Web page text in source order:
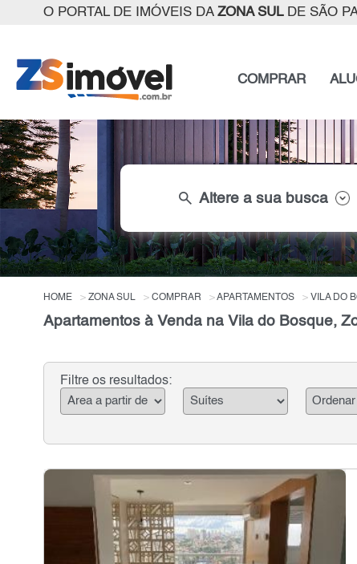
O PORTAL DE IMÓVEIS DA ZONA SULDE SÃO
COMPRAR
search Altere a sua busca
HOME ZONA SUL COMPRAR APARTAMENTOS VILA DO
Apartamentos à Venda na Vila do Bosque,
Filtre os resultados: